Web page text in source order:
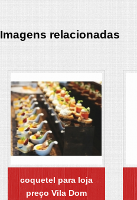
Imagens relacionadas
coquetel para loja
preço Vila Dom